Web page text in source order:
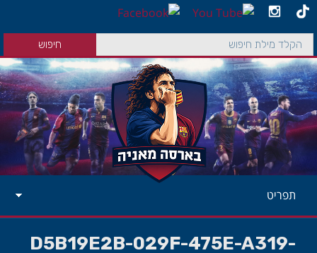
תפריט
D5B19E2B-029F-475E-A319-